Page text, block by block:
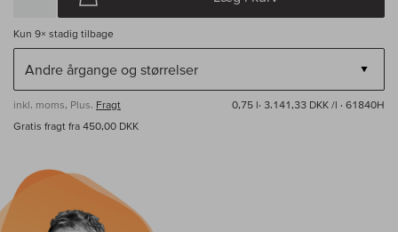
Kun 9× stadig tilbage
inkl. moms, Plus. Fragt 0,75 l· 3.141,33 DKK /l · 61840H
Gratis fragt fra 450,00 DKK